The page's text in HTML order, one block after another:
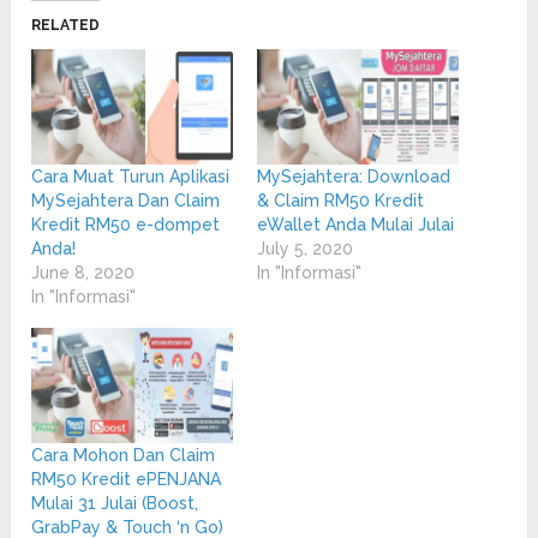
in
new
window)window)
RELATED
Cara Muat Turun Aplikasi
MySejahtera Dan Claim
Kredit RM50 e-dompet
Anda!
June 8, 2020
In "Informasi"
MySejahtera: Download
& Claim RM50 Kredit
eWallet Anda Mulai Julai
July 5, 2020
In "Informasi"
Cara Mohon Dan Claim
RM50 Kredit ePENJANA
Mulai 31 Julai (Boost,
GrabPay & Touch ‘n Go)